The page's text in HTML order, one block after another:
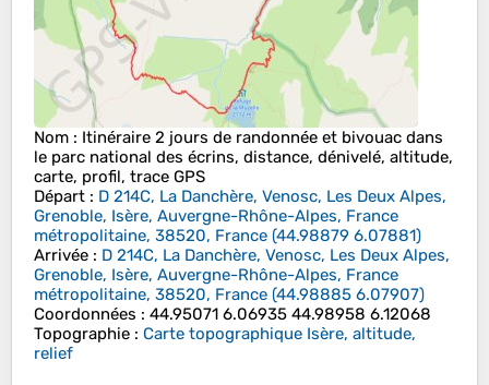
Nom : Itinéraire 2 jours de randonnée et bivouac dans
le parc national des écrins, distance, dénivelé, altitude,
carte, profil, trace GPS
Départ : D 214C, La Danchère, Venosc, Les Deux Alpes,
Grenoble, Isère, Auvergne-Rhône-Alpes, France
métropolitaine, 38520, France (44.98879 6.07881)
Arrivée : D 214C, La Danchère, Venosc, Les Deux Alpes,
Grenoble, Isère, Auvergne-Rhône-Alpes, France
métropolitaine, 38520, France (44.98885 6.07907)
Coordonnées : 44.95071 6.06935 44.98958 6.12068
Topographie : Carte topographique Isère, altitude,
relief